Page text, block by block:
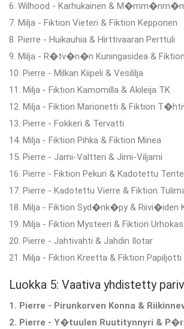
6. Wilhood - Karhukainen &
7. Milja - Fiktion Vieteri & Fiktion Kepponen
8. Pierre - Huikauhia & Hirttivaaran Perttuli
9. Milja - R�tv�n�n Kuningasidea &
10. Pierre - Milkan Kiipeli & Vesililja
11. Milja - Fiktion Kamomilla & Akileija TK
12. Milja - Fiktion Marionetti & Fiktion
13. Pierre - Fokkeri & Tervatti
14. Milja - Fiktion Pihka & Fiktion Minea
15. Pierre - Jami-Valtteri & Jimi-Viljami
16. Pierre - Fiktion Pekuri & Kadotettu
17. Pierre - Kadotettu Vierre & Fiktion
18. Milja - Fiktion Syd�nk�py & Riivi�iden
19. Milja - Fiktion Mysteeri & Fiktion Urhokas
20. Pierre - Jahtivahti & Jahdin Ilotar
21. Milja - Fiktion Kreetta & Fiktion Papiljotti
Luokka 5: Vaativa yhdistetty
1. Pierre - Pirunkorven Konna &
2. Pierre - Y�tuulen Ruutitynnyri &